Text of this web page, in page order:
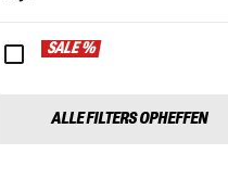
SALE %
ALLE FILTERS OPHEFFEN